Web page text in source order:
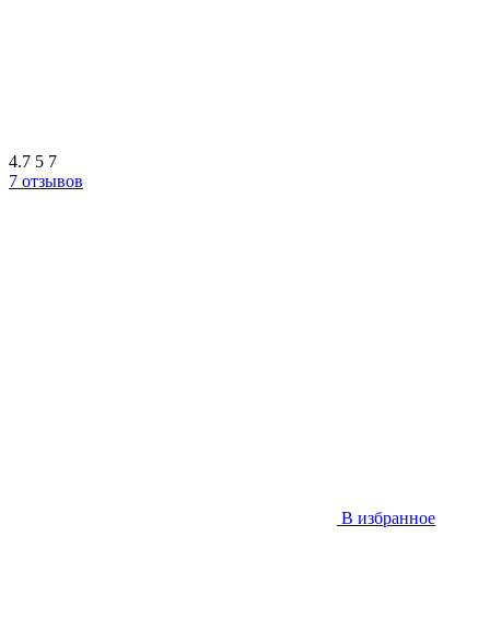
4.7 5 7
7 отзывов
В избранное